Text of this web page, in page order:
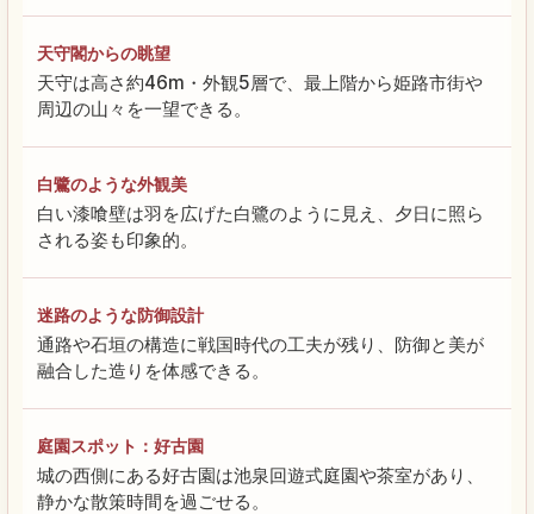
天守閣からの眺望
天守は高さ約46m・外観5層で、最上階から姫路市街や
周辺の山々を一望できる。
白鷺のような外観美
白い漆喰壁は羽を広げた白鷺のように見え、夕日に照ら
される姿も印象的。
迷路のような防御設計
通路や石垣の構造に戦国時代の工夫が残り、防御と美が
融合した造りを体感できる。
庭園スポット：好古園
城の西側にある好古園は池泉回遊式庭園や茶室があり、
静かな散策時間を過ごせる。